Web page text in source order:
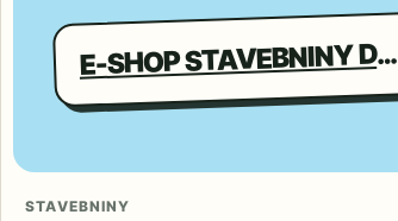
E-SHOP STAVEBNINY DAPASTAV
STAVEBNINY